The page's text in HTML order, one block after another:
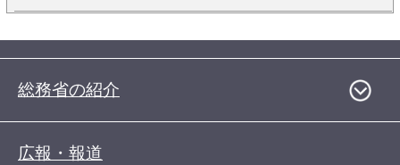
総務省の紹介
広報・報道